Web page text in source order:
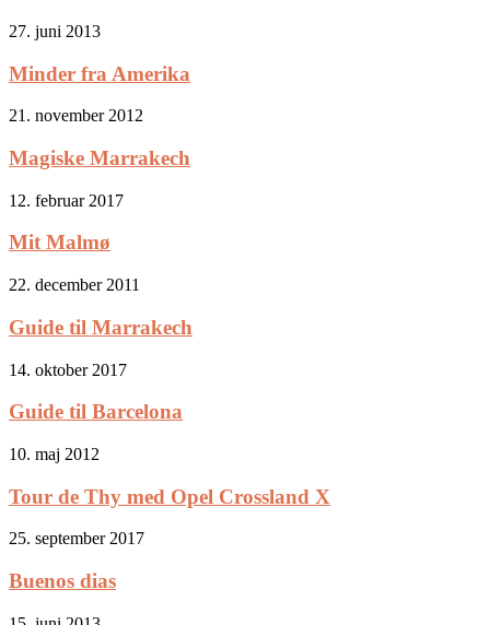
27. juni 2013
Minder fra Amerika
21. november 2012
Magiske Marrakech
12. februar 2017
Mit Malmø
22. december 2011
Guide til Marrakech
14. oktober 2017
Guide til Barcelona
10. maj 2012
Tour de Thy med Opel Crossland X
25. september 2017
Buenos dias